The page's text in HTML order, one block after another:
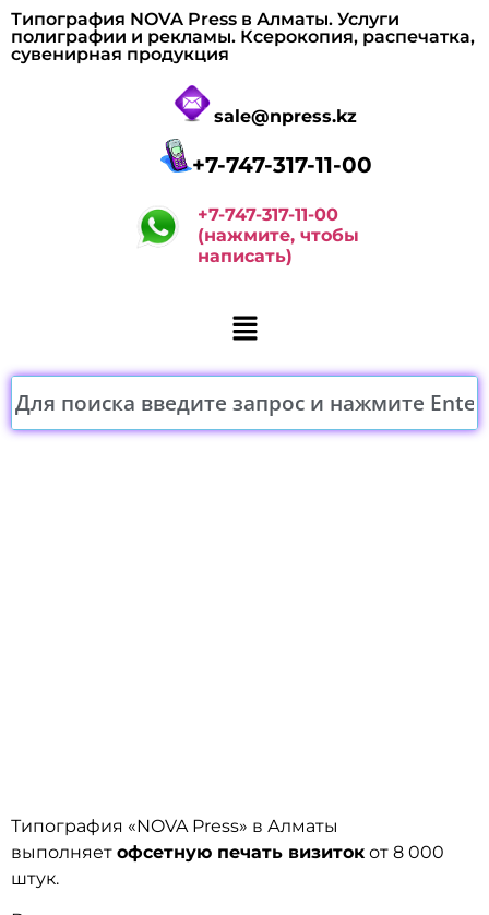
Типография NOVA Press в Алматы. Услуги
полиграфии и рекламы. Ксерокопия, распечатка,
сувенирная продукция
sale@npress.kz
+7-747-317-11-00
+7-747-317-11-00
(нажмите, чтобы
написать)
Типография «NOVA Press» в Алматы
выполняет офсетную печать визиток от 8 000
штук.